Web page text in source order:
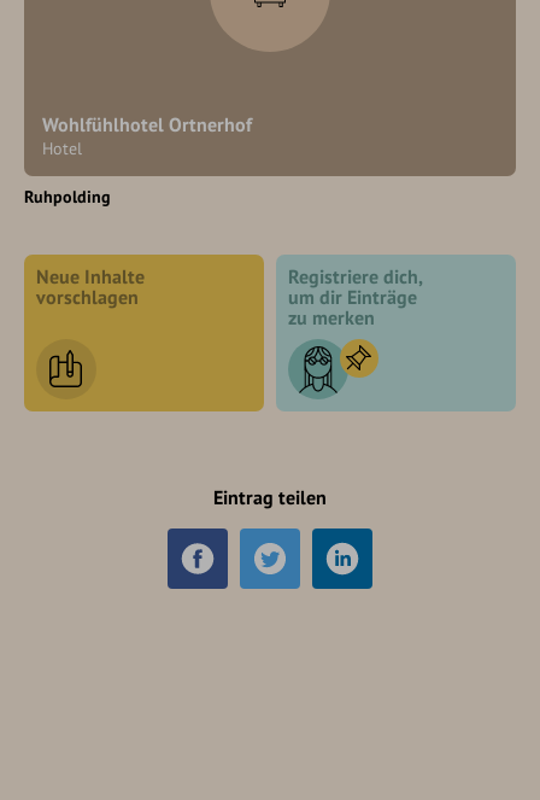
Wohlfühlhotel Ortnerhof
Hotel
Ruhpolding
Neue Inhalte
vorschlagen
Registriere dich,
um dir Einträge
zu merken
Eintrag teilen